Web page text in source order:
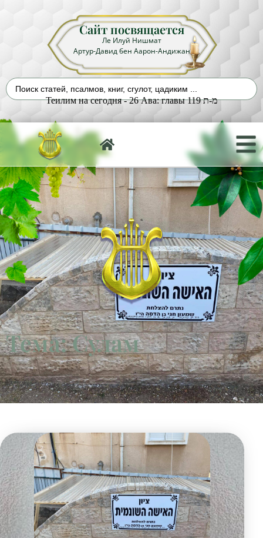
Сайт посвящается
Ле Илуй Нишмат
Артур-Давид бен Аарон-Андижан
Теилим на сегодня - 26 Ава: главы 119 מ-ת
Тема: Сулам